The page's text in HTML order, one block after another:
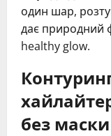
один шар,
дає природний
healthy glow.
без маски